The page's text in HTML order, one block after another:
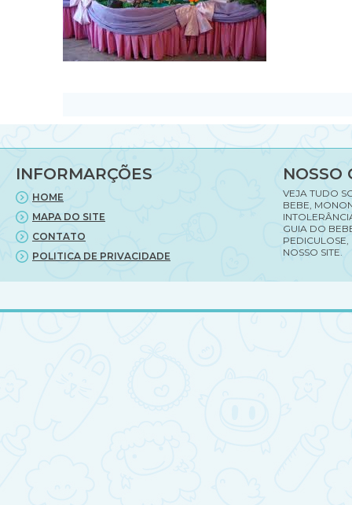
INFORMARÇÕES
HOME
MAPA DO SITE
CONTATO
POLITICA DE PRIVACIDADE
NOSSO
VEJA TUDO
BEBE,
GUIA DO
PEDICULOSE,
NOSSO SITE.